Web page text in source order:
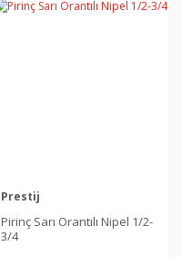
Prestij
Pirinç Sarı Orantılı Nipel 1/2-
3/4